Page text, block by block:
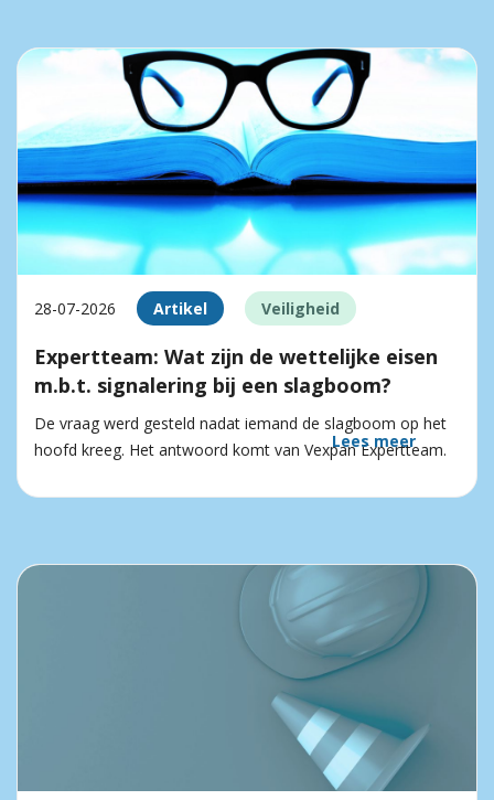
28-07-2026 Artikel Veiligheid
Expertteam: Wat zijn de wettelijke eisen
m.b.t. signalering bij een slagboom?
De vraag werd gesteld nadat iemand de slagboom op het
hoofd kreeg. Het antwoord komt van Vexpan Expertteam.
Lees meer